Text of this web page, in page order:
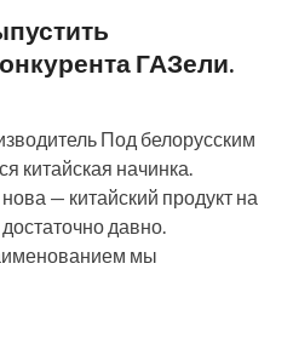
ГАЗели.
Под белорусским
китайская начинка.
— китайский продукт на
давно.
мы